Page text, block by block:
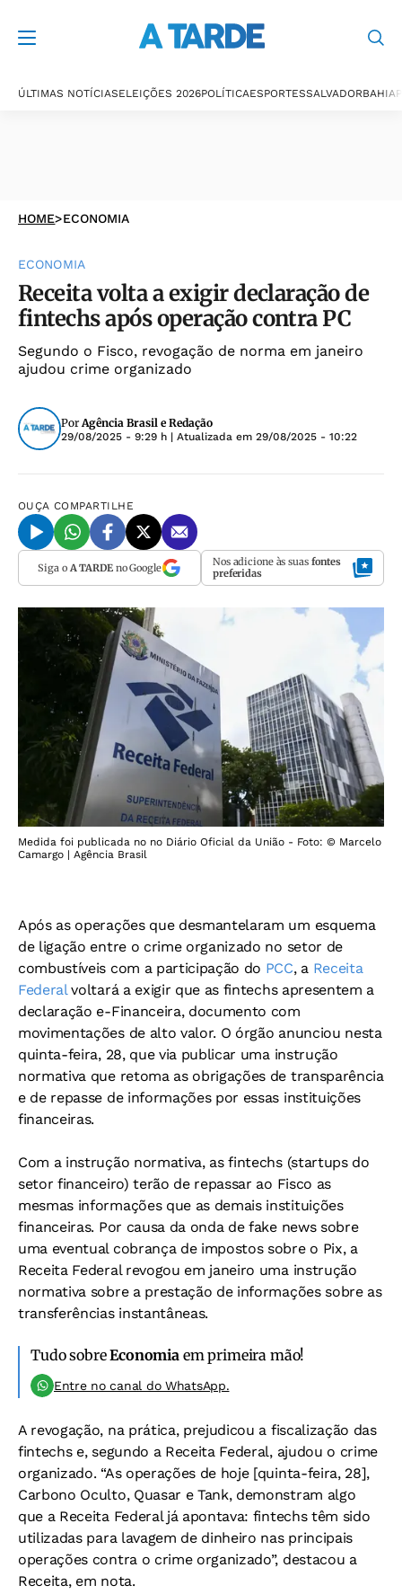
ÚLTIMAS NOTÍCIASELEIÇÕES 2026POLÍTICAESPORTESSALVADORBAHIA
HOME>ECONOMIA
ECONOMIA
Receita volta a exigir declaração de
fintechs após operação contra PC
Segundo o Fisco, revogação de norma em janeiro
ajudou crime organizado
PorAgência Brasil e Redação
29/08/2025 - 9:29 h | Atualizada em 29/08/2025 - 10:22
OUÇA COMPARTILHE
Siga o A TARDEno Google Nos adicione às suas fontes
preferidas
Medida foi publicada no no Diário Oficial da União - Foto: © Marcelo
Camargo | Agência Brasil
Após as operações que desmantelaram um esquema
de ligação entre o crime organizado no setor de
combustíveis com a participação do PCC, a Receita
Federalvoltará a exigir que as fintechs apresentem a
declaração e-Financeira, documento com
movimentações de alto valor. O órgão anunciou nesta
quinta-feira, 28, que via publicar uma instrução
normativa que retoma as obrigações de transparência
e de repasse de informações por essas instituições
financeiras.
Com a instrução normativa, as fintechs (startups do
setor financeiro) terão de repassar ao Fisco as
mesmas informações que as demais instituições
financeiras. Por causa da onda de fake news sobre
uma eventual cobrança de impostos sobre o Pix, a
Receita Federal revogou em janeiro uma instrução
normativa sobre a prestação de informações sobre as
transferências instantâneas.
Tudo sobreEconomia em primeira mão!
Entre no canal do WhatsApp.
A revogação, na prática, prejudicou a fiscalização das
fintechs e, segundo a Receita Federal, ajudou o crime
organizado. “As operações de hoje [quinta-feira, 28],
Carbono Oculto, Quasar e Tank, demonstram algo
que a Receita Federal já apontava: fintechs têm sido
utilizadas para lavagem de dinheiro nas principais
operações contra o crime organizado”, destacou a
Receita, em nota.